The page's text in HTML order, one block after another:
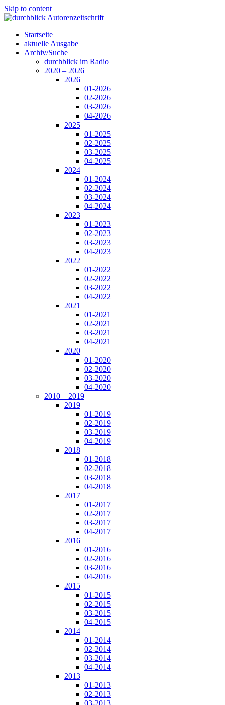
Skip to content
Startseite
aktuelle Ausgabe
Archiv/Suche
durchblick im Radio
2020 – 2026
2026
01-2026
02-2026
03-2026
04-2026
2025
01-2025
02-2025
03-2025
04-2025
2024
01-2024
02-2024
03-2024
04-2024
2023
01-2023
02-2023
03-2023
04-2023
2022
01-2022
02-2022
03-2022
04-2022
2021
01-2021
02-2021
03-2021
04-2021
2020
01-2020
02-2020
03-2020
04-2020
2010 – 2019
2019
01-2019
02-2019
03-2019
04-2019
2018
01-2018
02-2018
03-2018
04-2018
2017
01-2017
02-2017
03-2017
04-2017
2016
01-2016
02-2016
03-2016
04-2016
2015
01-2015
02-2015
03-2015
04-2015
2014
01-2014
02-2014
03-2014
04-2014
2013
01-2013
02-2013
03-2013